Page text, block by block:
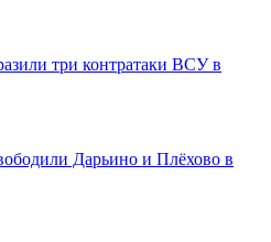
три контратаки ВСУ в
Дарьино и Плёхово в